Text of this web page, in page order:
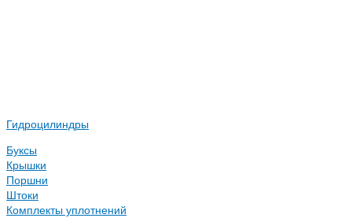
Гидроцилиндры
Буксы
Крышки
Поршни
Штоки
Комплекты уплотнений